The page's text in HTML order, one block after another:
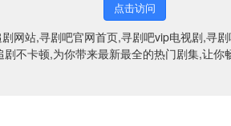
点击访问
网站,寻剧吧官网首页,寻剧吧vip电视剧,寻
不卡顿,为你带来最新最全的热门剧集,让你